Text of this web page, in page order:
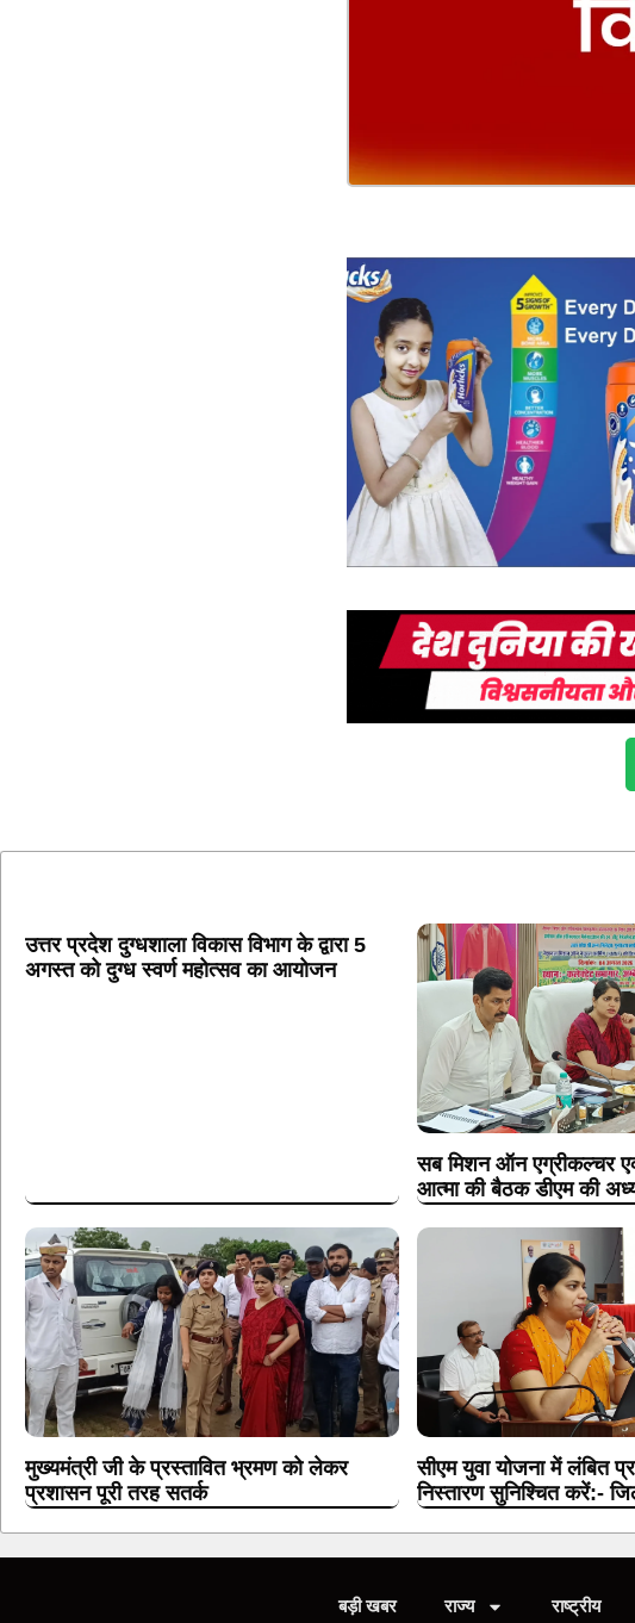
उत्तर प्रदेश दुग्धशाला विकास विभाग के द्वारा 5
अगस्त को दुग्ध स्वर्ण महोत्सव का आयोजन
सब मिशन ऑन एग्रीकल्चर
आत्मा की बैठक डीएम की
मुख्यमंत्री जी के प्रस्तावित भ्रमण को लेकर
प्रशासन पूरी तरह सतर्क
सीएम युवा योजना में लंबित
निस्तारण सुनिश्चित करें:-
बड़ी खबर राज्य राष्ट्रीय